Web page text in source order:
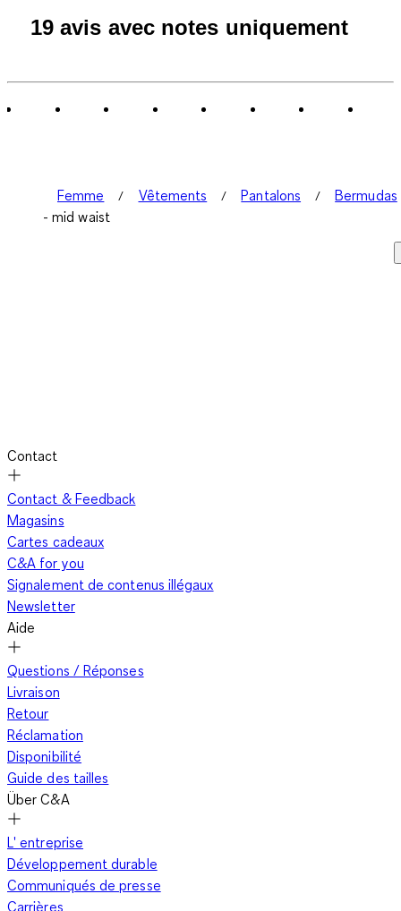
19 avis avec notes uniquement
Femme Vêtements Pantalons
Bermudas
- mid waist
Contact
Contact & Feedback
Magasins
Cartes cadeaux
C&A for you
Signalement de contenus illégaux
Newsletter
Aide
Questions / Réponses
Livraison
Retour
Réclamation
Disponibilité
Guide des tailles
Über C&A
L' entreprise
Développement durable
Communiqués de presse
Carrières